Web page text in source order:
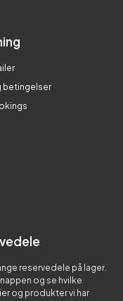
betingelser
reservedele på lager.
og se hvilke
og produkter vi har